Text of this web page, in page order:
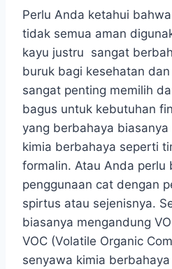
Perlu Anda ketahui
tidak semua aman
kayu justru sangat
buruk bagi kesehatan
sangat penting memilih
bagus untuk kebutuhan
yang berbahaya
kimia berbahaya seperti
formalin. Atau Anda
penggunaan cat dengan
spirtus atau sejenisnya.
biasanya mengandung
VOC (Volatile Organic
senyawa kimia